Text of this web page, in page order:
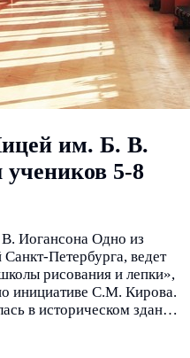
им. Б. В.
5-8
Иогансона Одно из
Петербурга, ведет
рисования и лепки»,
инициативе С.М. Кирова.
в историческом здании
дарований», а с 1936